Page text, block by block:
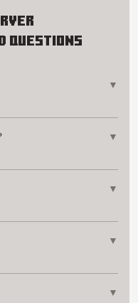
Questions
▼
▼
▼
▼
▼